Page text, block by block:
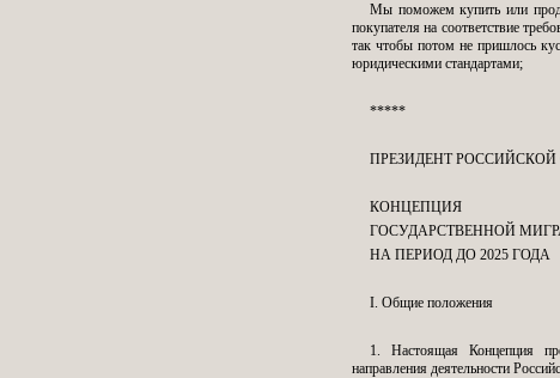
Мы поможем купить или
покупателя на соответствие
так чтобы потом не пришлось
юридическими стандартами;
*****
ПРЕЗИДЕНТ
КОНЦЕПЦИЯ
ГОСУДАРСТВЕННОЙ
НА ПЕРИОД ДО 2025 ГОДА
I. Общие положения
1. Настоящая Концепция
направления деятельности